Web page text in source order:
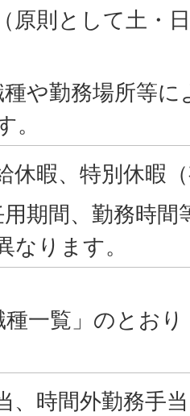
原則として土・
や勤務場所等
。
休暇、特別休暇
期間、勤務時
なります。
種一覧」のとおり
、時間外勤務手